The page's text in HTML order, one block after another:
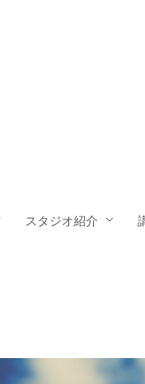
スタジオ紹介